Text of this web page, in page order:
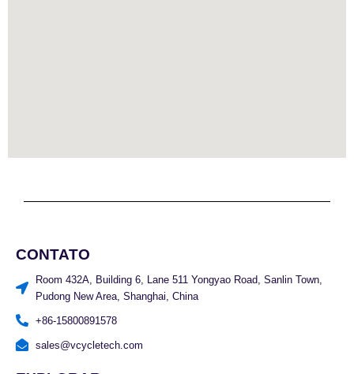
CONTATO
Room 432A, Building 6, Lane 511 Yongyao Road, Sanlin Town,
Pudong New Area, Shanghai, China
+86-15800891578
sales@vcycletech.com